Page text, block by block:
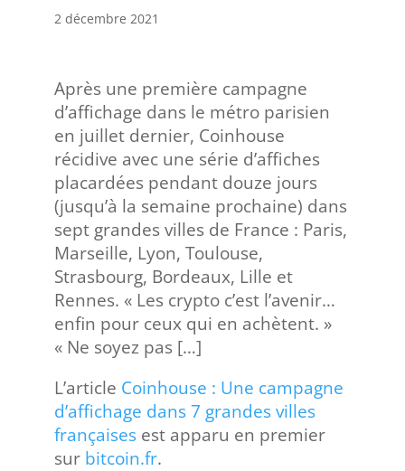
2 décembre 2021
Après une première campagne
d’affichage dans le métro parisien
en juillet dernier, Coinhouse
récidive avec une série d’affiches
placardées pendant douze jours
(jusqu’à la semaine prochaine) dans
sept grandes villes de France : Paris,
Marseille, Lyon, Toulouse,
Strasbourg, Bordeaux, Lille et
Rennes. « Les crypto c’est l’avenir…
enfin pour ceux qui en achètent. »
« Ne soyez pas […]
L’article Coinhouse : Une campagne
d’affichage dans 7 grandes villes
françaisesest apparu en premier
sur bitcoin.fr.